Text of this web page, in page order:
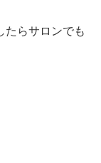
たらサロンでも